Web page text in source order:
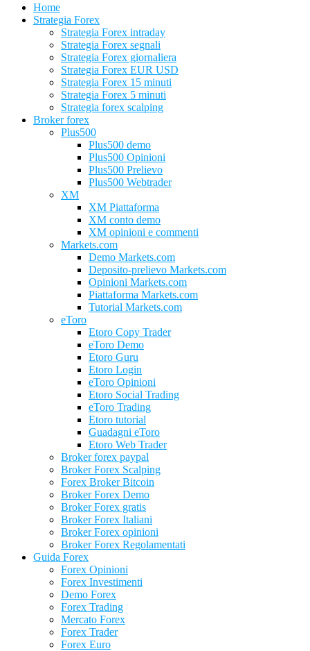
Home
Strategia Forex
Strategia Forex intraday
Strategia Forex segnali
Strategia Forex giornaliera
Strategia Forex EUR USD
Strategia Forex 15 minuti
Strategia Forex 5 minuti
Strategia forex scalping
Broker forex
Plus500
Plus500 demo
Plus500 Opinioni
Plus500 Prelievo
Plus500 Webtrader
XM
XM Piattaforma
XM conto demo
XM opinioni e commenti
Markets.com
Demo Markets.com
Deposito-prelievo Markets.com
Opinioni Markets.com
Piattaforma Markets.com
Tutorial Markets.com
eToro
Etoro Copy Trader
eToro Demo
Etoro Guru
Etoro Login
eToro Opinioni
Etoro Social Trading
eToro Trading
Etoro tutorial
Guadagni eToro
Etoro Web Trader
Broker forex paypal
Broker Forex Scalping
Forex Broker Bitcoin
Broker Forex Demo
Broker Forex gratis
Broker Forex Italiani
Broker Forex opinioni
Broker Forex Regolamentati
Guida Forex
Forex Opinioni
Forex Investimenti
Demo Forex
Forex Trading
Mercato Forex
Forex Trader
Forex Euro